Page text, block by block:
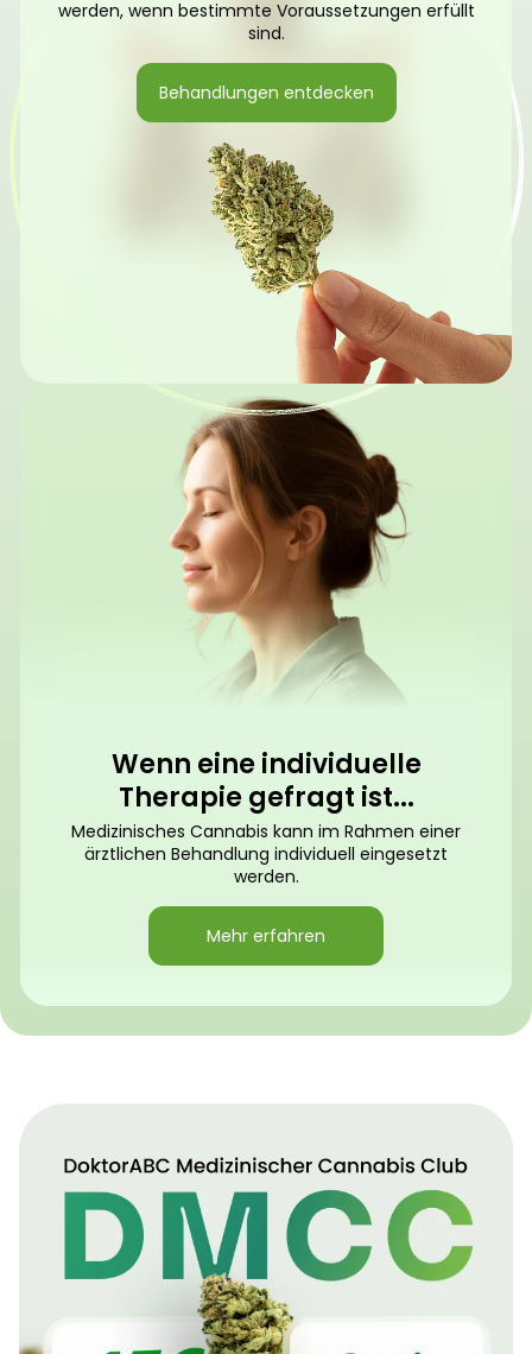
werden, wenn bestimmte Voraussetzungen erfüllt
sind.
Behandlungen entdecken
Wenn eine individuelle
Therapie gefragt ist...
Medizinisches Cannabis kann im Rahmen einer
ärztlichen Behandlung individuell eingesetzt
werden.
Mehr erfahren